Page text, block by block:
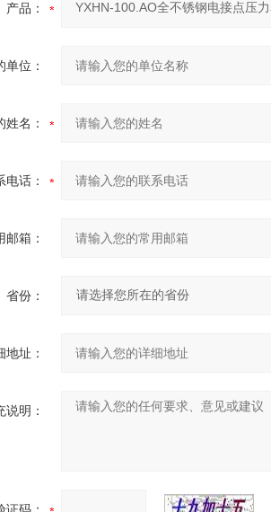
产品：
单位：
姓名：
电话：
邮箱：
省份：
地址：
说明：